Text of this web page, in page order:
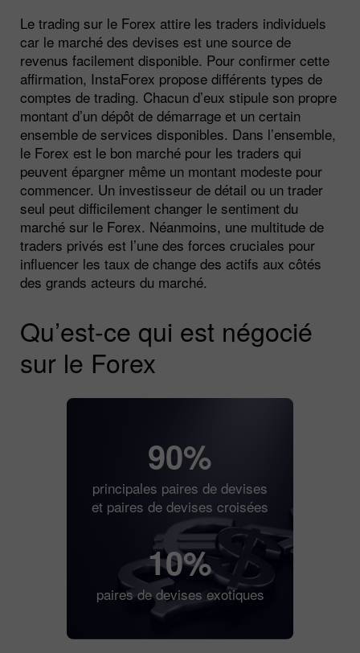
Le trading sur le Forex attire les traders individuels
car le marché des devises est une source de
revenus facilement disponible. Pour confirmer cette
affirmation, InstaForex propose différents types de
comptes de trading. Chacun d’eux stipule son propre
montant d’un dépôt de démarrage et un certain
ensemble de services disponibles. Dans l’ensemble,
le Forex est le bon marché pour les traders qui
peuvent épargner même un montant modeste pour
commencer. Un investisseur de détail ou un trader
seul peut difficilement changer le sentiment du
marché sur le Forex. Néanmoins, une multitude de
traders privés est l’une des forces cruciales pour
influencer les taux de change des actifs aux côtés
des grands acteurs du marché.
Qu’est-ce qui est négocié
sur le Forex
90%
principales paires de devises
et paires de devises croisées
10%
paires de devises exotiques